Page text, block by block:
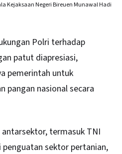
Kejaksaan Negeri Bireuen Munawal Hadi
Polri terhadap
patut diapresiasi,
pemerintah untuk
pangan nasional secara
antarsektor, termasuk TNI
sektor pertanian,